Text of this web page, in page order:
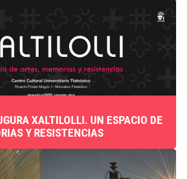
XALTILOLLI. UN ESPACIO DE
Y RESISTENCIAS